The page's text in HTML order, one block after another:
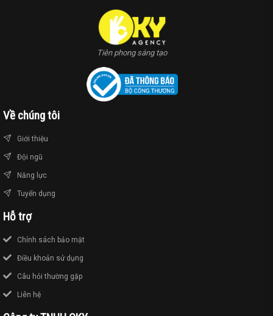
Tiên phong sáng tạo
Về chúng tôi
Giới thiệu
Đội ngũ
Năng lực
Tuyển dụng
Hỗ trợ
Chính sách bảo mật
Điều khoản sử dụng
Câu hỏi thường gặp
Liên hệ